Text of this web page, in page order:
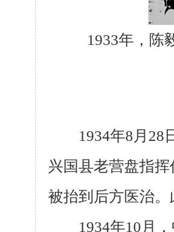
1933年，陈
1934年8月28日
兴国县老营盘指
被抬到后方医治
1934年10月，